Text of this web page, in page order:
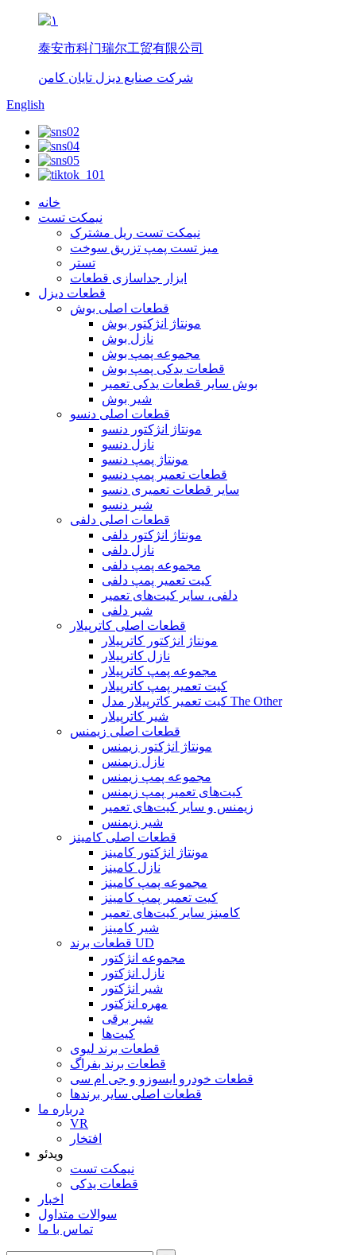
泰安市科门瑞尔工贸有限公司
شرکت صنایع دیزل تایان کامن
English
خانه
نیمکت تست
نیمکت تست ریل مشترک
میز تست پمپ تزریق سوخت
تستر
ابزار جداسازی قطعات
قطعات دیزل
قطعات اصلی بوش
مونتاژ انژکتور بوش
نازل بوش
مجموعه پمپ بوش
قطعات یدکی پمپ بوش
بوش سایر قطعات یدکی تعمیر
شیر بوش
قطعات اصلی دنسو
مونتاژ انژکتور دنسو
نازل دنسو
مونتاژ پمپ دنسو
قطعات تعمیر پمپ دنسو
سایر قطعات تعمیری دنسو
شیر دنسو
قطعات اصلی دلفی
مونتاژ انژکتور دلفی
نازل دلفی
مجموعه پمپ دلفی
کیت تعمیر پمپ دلفی
دلفی، سایر کیت‌های تعمیر
شیر دلفی
قطعات اصلی کاترپیلار
مونتاژ انژکتور کاترپیلار
نازل کاترپیلار
مجموعه پمپ کاترپیلار
کیت تعمیر پمپ کاترپیلار
کیت تعمیر کاترپیلار مدل The Other
شیر کاترپیلار
قطعات اصلی زیمنس
مونتاژ انژکتور زیمنس
نازل زیمنس
مجموعه پمپ زیمنس
کیت‌های تعمیر پمپ زیمنس
زیمنس و سایر کیت‌های تعمیر
شیر زیمنس
قطعات اصلی کامینز
مونتاژ انژکتور کامینز
نازل کامینز
مجموعه پمپ کامینز
کیت تعمیر پمپ کامینز
کامینز سایر کیت‌های تعمیر
شیر کامینز
قطعات برند UD
مجموعه انژکتور
نازل انژکتور
شیر انژکتور
مهره انژکتور
شیر برقی
کیت‌ها
قطعات برند لیوی
قطعات برند بفراگ
قطعات خودرو ایسوزو و جی ام سی
قطعات اصلی سایر برندها
درباره ما
VR
افتخار
ویدئو
نیمکت تست
قطعات یدکی
اخبار
سوالات متداول
تماس با ما